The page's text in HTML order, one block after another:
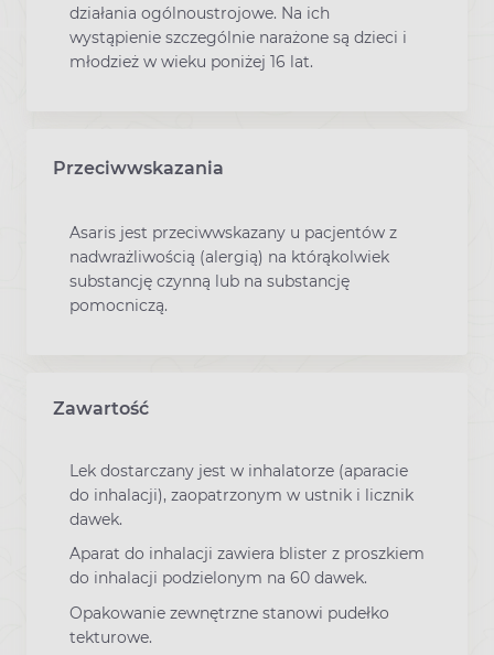
działania ogólnoustrojowe. Na ich
wystąpienie szczególnie narażone są dzieci i
młodzież w wieku poniżej 16 lat.
Przeciwwskazania
Asaris jest przeciwwskazany u pacjentów z
nadwrażliwością (alergią) na którąkolwiek
substancję czynną lub na substancję
pomocniczą.
Zawartość
Lek dostarczany jest w inhalatorze (aparacie
do inhalacji), zaopatrzonym w ustnik i licznik
dawek.
Aparat do inhalacji zawiera blister z proszkiem
do inhalacji podzielonym na 60 dawek.
Opakowanie zewnętrzne stanowi pudełko
tekturowe.